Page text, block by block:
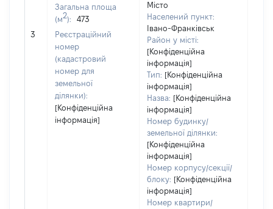
3
Загальна площа
(м2):
473
Реєстраційний
номер
(кадастровий
номер для
земельної
ділянки):
[Конфіденційна
інформація]
Місто
Населений пункт:
Івано-Франківськ
Район у місті:
[Конфіденційна
інформація]
Тип: [Конфіденційна
інформація]
Назва: [Конфіденційна
інформація]
Номер будинку/
земельної ділянки:
[Конфіденційна
інформація]
Номер корпусу/секції/
блоку: [Конфіденційна
інформація]
Номер квартири/